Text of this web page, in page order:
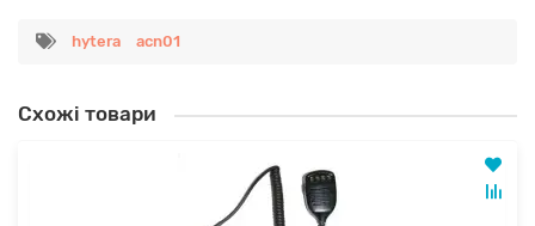
hytera acn01
Схожі товари